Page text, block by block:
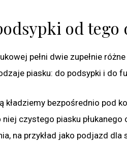
od tego
pełni dwie zupełnie
piasku: do podsypki i do
bezpośrednio pod
czystego piasku
na przykład jako podjazd